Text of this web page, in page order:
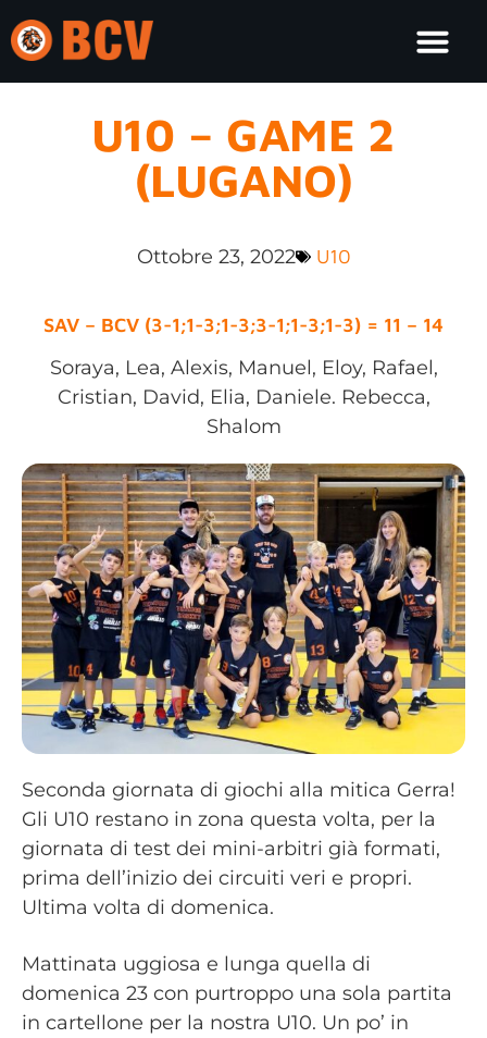
U10 – GAME 2
(LUGANO)
Ottobre 23, 2022 U10
SAV – BCV (3-1;1-3;1-3;3-1;1-3;1-3) = 11 – 14
Soraya, Lea, Alexis, Manuel, Eloy, Rafael,
Cristian, David, Elia, Daniele. Rebecca,
Shalom
Seconda giornata di giochi alla mitica Gerra!
Gli U10 restano in zona questa volta, per la
giornata di test dei mini-arbitri già formati,
prima dell’inizio dei circuiti veri e propri.
Ultima volta di domenica.
Mattinata uggiosa e lunga quella di
domenica 23 con purtroppo una sola partita
in cartellone per la nostra U10. Un po’ in